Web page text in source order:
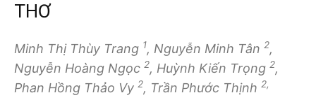
THƠ
Minh Thị Thùy Trang 1, Nguyễn Minh Tân 2,
Nguyễn Hoàng Ngọc 2, Huỳnh Kiến Trọng 2,
Phan Hồng Thảo Vy 2, Trần Phước Thịnh 2,